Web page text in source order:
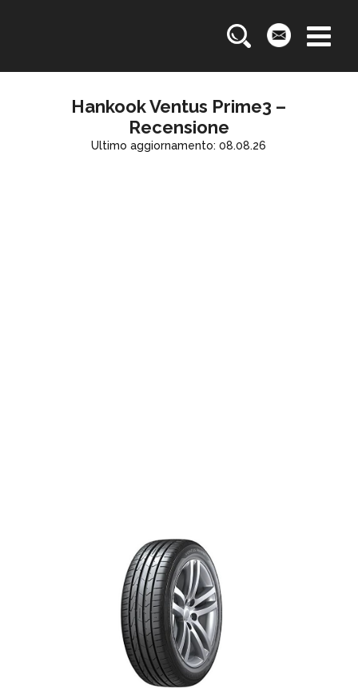
Hankook Ventus Prime3 –
Recensione
Ultimo aggiornamento: 08.08.26